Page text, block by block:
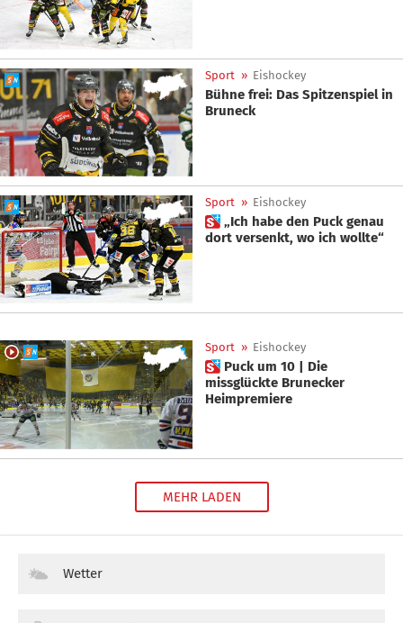
Sport » Eishockey
Bühne frei: Das Spitzenspiel in
Bruneck
Sport » Eishockey
 „Ich habe den Puck genau
dort versenkt, wo ich wollte“
Sport » Eishockey
 Puck um 10 | Die
missglückte Brunecker
Heimpremiere
MEHR LADEN
Wetter